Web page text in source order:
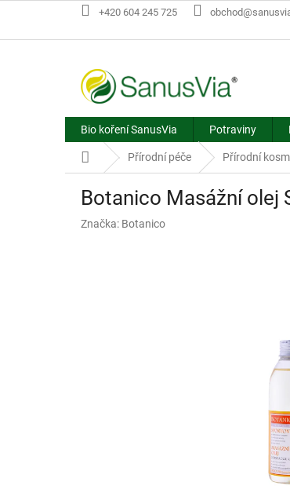
+420 604 245 725
Bio koření SanusVia Potraviny
Domů Přírodní péče Přírodní
Botanico Masážní olej
Značka: Botanico